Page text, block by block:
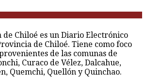
de Chiloé es un Diario Electrónico
de Chiloé. Tiene como foco
de las comunas de
Curaco de Vélez, Dalcahue,
Quemchi, Quellón y Quinchao.